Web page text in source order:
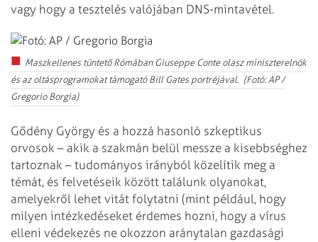
vagy hogy a tesztelés valójában DNS-mintavétel.
Maszkellenes tüntető Rómában Giuseppe Conte olasz miniszterelnök
és az oltásprogramokat támogató Bill Gates portréjával. (Fotó: AP /
Gregorio Borgia)
Gődény György és a hozzá hasonló szkeptikus
orvosok – akik a szakmán belül messze a kisebbséghez
tartoznak – tudományos irányból közelítik meg a
témát, és felvetéseik között találunk olyanokat,
amelyekről lehet vitát folytatni (mint például, hogy
milyen intézkedéseket érdemes hozni, hogy a vírus
elleni védekezés ne okozzon aránytalan gazdasági